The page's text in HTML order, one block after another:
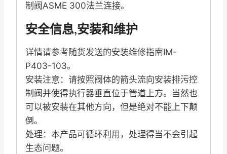
制阀ASME 300法兰连接。
安全信息,安装和维护
详情请参考随货发送的安装维修指南IM-
P403-103。
安装注意：请按照阀体的箭头流向安装排污控
制阀并使得执行器垂直位于管道上方。当然也
可以被安装在其他方向，但是绝对不能上下颠
倒。
处理：本产品可循环利用，处理得当不会引起
生态问题。